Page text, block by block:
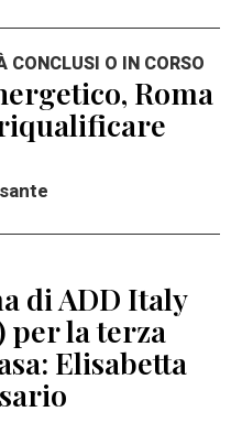
O IN CORSO
Roma
di ADD Italy
per la terza
Elisabetta